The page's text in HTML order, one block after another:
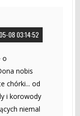
08 03:14:52
o
nobis
chórki... od
i korowody
niemal